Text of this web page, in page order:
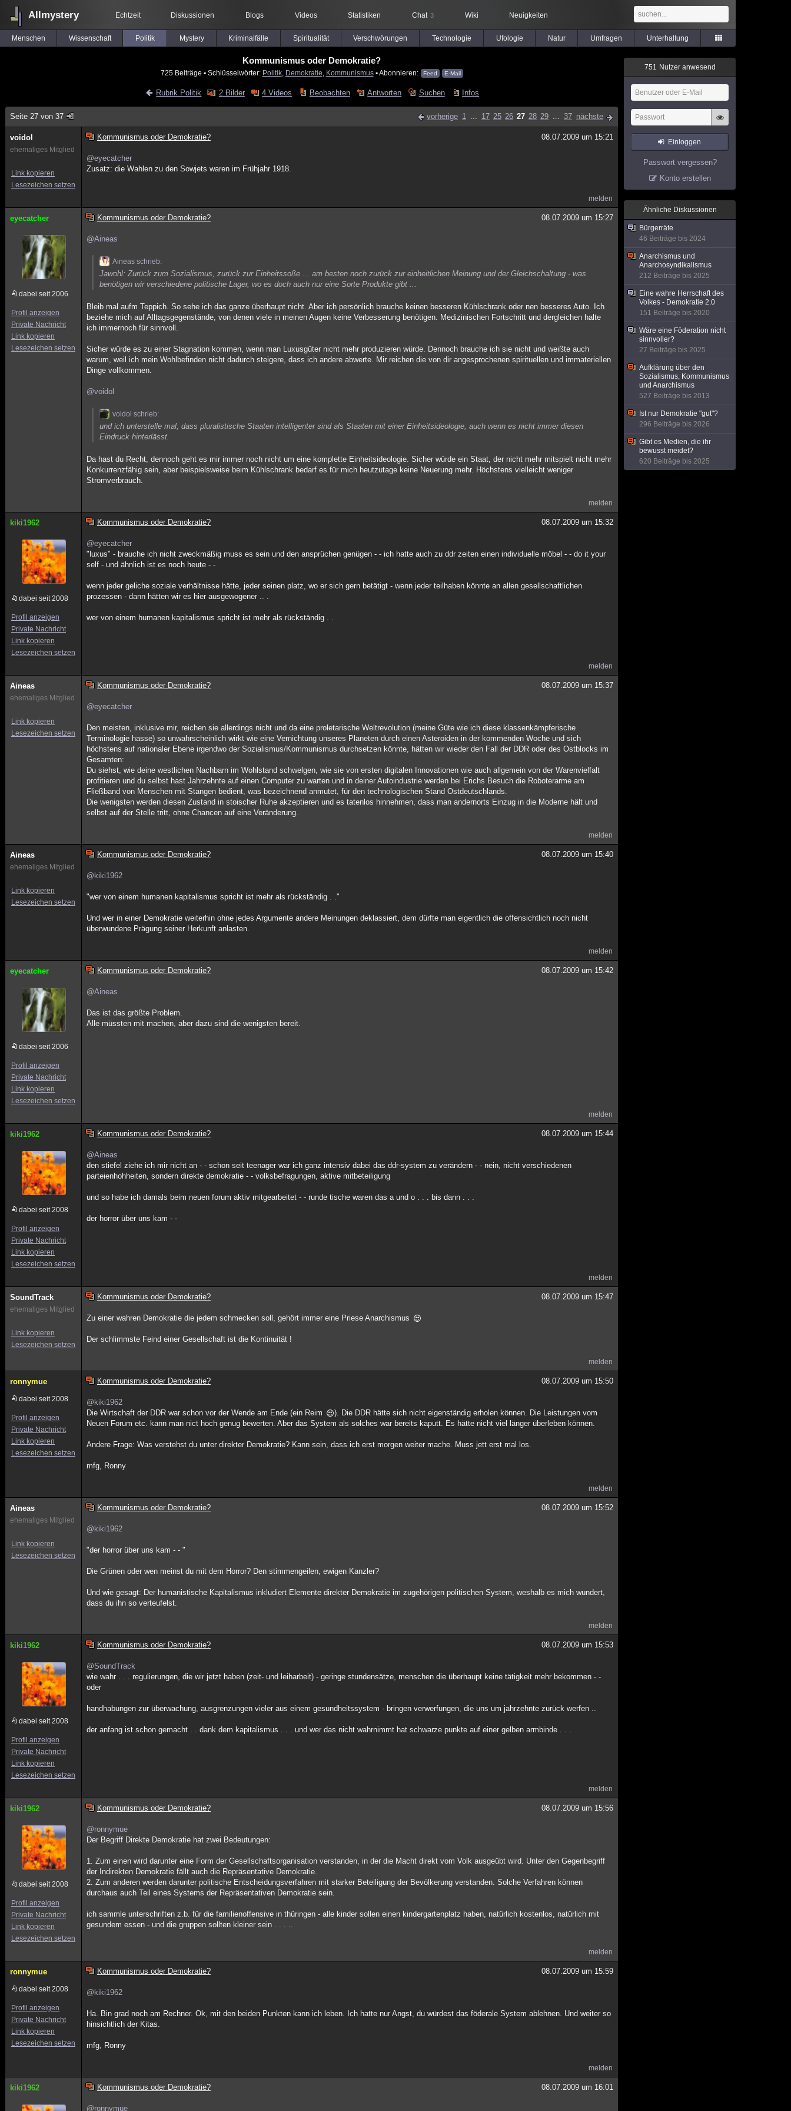
Allmystery Echtzeit Diskussionen Blogs Videos Statistiken Chat 3 Wiki Neuigkeiten
Menschen Wissenschaft Politik Mystery Kriminalfälle Spiritualität Verschwörungen Technologie Ufologie Natur Umfragen Unterhaltung
Kommunismus oder Demokratie?
725 Beiträge ▪ Schlüsselwörter: Politik, Demokratie Kommunismus▪ Abonnieren: Feed E-Mail
Rubrik Politik 2 Bilder 4 Videos Beobachten Antworten Suchen Infos
Seite 27 von 37 vorherige 1 ... 17 25 26 27 28 29 ... 37 nächste
voidol
ehemaliges Mitglied
Link kopieren
Lesezeichen setzen
Kommunismus oder Demokratie? 08.07.2009 um 15:21
@eyecatcher
Zusatz: die Wahlen zu den Sowjets waren im Frühjahr 1918.
melden
eyecatcher
dabei seit 2006
Profil anzeigen
Private Nachricht
Link kopieren
Lesezeichen setzen
Kommunismus oder Demokratie? 08.07.2009 um 15:27
@Aineas
Aineas schrieb:
Jawohl: Zurück zum Sozialismus, zurück zur Einheitssoße ... am besten noch zurück zur einheitlichen Meinung und der Gleichschaltung - was
benötigen wir verschiedene politische Lager, wo es doch auch nur eine Sorte Produkte gibt ...
Bleib mal aufm Teppich. So sehe ich das ganze überhaupt nicht. Aber ich persönlich brauche keinen besseren Kühlschrank oder nen besseres Auto. Ich
beziehe mich auf Alltagsgegenstände, von denen viele in meinen Augen keine Verbesserung benötigen. Medizinischen Fortschritt und dergleichen halte
ich immernoch für sinnvoll.
Sicher würde es zu einer Stagnation kommen, wenn man Luxusgüter nicht mehr produzieren würde. Dennoch brauche ich sie nicht und weißte auch
warum, weil ich mein Wohlbefinden nicht dadurch steigere, dass ich andere abwerte. Mir reichen die von dir angesprochenen spirituellen und immateriellen
Dinge vollkommen.
@voidol
voidol schrieb:
und ich unterstelle mal, dass pluralistische Staaten intelligenter sind als Staaten mit einer Einheitsideologie, auch wenn es nicht immer diesen
Eindruck hinterlässt.
Da hast du Recht, dennoch geht es mir immer noch nicht um eine komplette Einheitsideologie. Sicher würde ein Staat, der nicht mehr mitspielt nicht mehr
Konkurrenzfähig sein, aber beispielsweise beim Kühlschrank bedarf es für mich heutzutage keine Neuerung mehr. Höchstens vielleicht weniger
Stromverbrauch.
melden
kiki1962
dabei seit 2008
Profil anzeigen
Private Nachricht
Link kopieren
Lesezeichen setzen
Kommunismus oder Demokratie? 08.07.2009 um 15:32
@eyecatcher
"luxus" - brauche ich nicht zweckmäßig muss es sein und den ansprüchen genügen - - ich hatte auch zu ddr zeiten einen individuelle möbel - - do it your
self - und ähnlich ist es noch heute - -
wenn jeder geliche soziale verhältnisse hätte, jeder seinen platz, wo er sich gern betätigt - wenn jeder teilhaben könnte an allen gesellschaftlichen
prozessen - dann hätten wir es hier ausgewogener .. .
wer von einem humanen kapitalismus spricht ist mehr als rückständig . .
melden
Aineas
ehemaliges Mitglied
Link kopieren
Lesezeichen setzen
Kommunismus oder Demokratie? 08.07.2009 um 15:37
@eyecatcher
Den meisten, inklusive mir, reichen sie allerdings nicht und da eine proletarische Weltrevolution (meine Güte wie ich diese klassenkämpferische
Terminologie hasse) so unwahrscheinlich wirkt wie eine Vernichtung unseres Planeten durch einen Asteroiden in der kommenden Woche und sich
höchstens auf nationaler Ebene irgendwo der Sozialismus/Kommunismus durchsetzen könnte, hätten wir wieder den Fall der DDR oder des Ostblocks im
Gesamten:
Du siehst, wie deine westlichen Nachbarn im Wohlstand schwelgen, wie sie von ersten digitalen Innovationen wie auch allgemein von der Warenvielfalt
profitieren und du selbst hast Jahrzehnte auf einen Computer zu warten und in deiner Autoindustrie werden bei Erichs Besuch die Roboterarme am
Fließband von Menschen mit Stangen bedient, was bezeichnend anmutet, für den technologischen Stand Ostdeutschlands.
Die wenigsten werden diesen Zustand in stoischer Ruhe akzeptieren und es tatenlos hinnehmen, dass man andernorts Einzug in die Moderne hält und
selbst auf der Stelle tritt, ohne Chancen auf eine Veränderung.
melden
Aineas
ehemaliges Mitglied
Link kopieren
Lesezeichen setzen
Kommunismus oder Demokratie? 08.07.2009 um 15:40
@kiki1962
"wer von einem humanen kapitalismus spricht ist mehr als rückständig . ."
Und wer in einer Demokratie weiterhin ohne jedes Argumente andere Meinungen deklassiert, dem dürfte man eigentlich die offensichtlich noch nicht
überwundene Prägung seiner Herkunft anlasten.
melden
eyecatcher
dabei seit 2006
Profil anzeigen
Private Nachricht
Link kopieren
Lesezeichen setzen
Kommunismus oder Demokratie? 08.07.2009 um 15:42
@Aineas
Das ist das größte Problem.
Alle müssten mit machen, aber dazu sind die wenigsten bereit.
melden
kiki1962
dabei seit 2008
Profil anzeigen
Private Nachricht
Link kopieren
Lesezeichen setzen
Kommunismus oder Demokratie? 08.07.2009 um 15:44
@Aineas
den stiefel ziehe ich mir nicht an - - schon seit teenager war ich ganz intensiv dabei das ddr-system zu verändern - - nein, nicht verschiedenen
parteienhohheiten, sondern direkte demokratie - - volksbefragungen, aktive mitbeteiligung
und so habe ich damals beim neuen forum aktiv mitgearbeitet - - runde tische waren das a und o . . . bis dann . . .
der horror über uns kam - -
melden
SoundTrack
ehemaliges Mitglied
Link kopieren
Lesezeichen setzen
Kommunismus oder Demokratie? 08.07.2009 um 15:47
Zu einer wahren Demokratie die jedem schmecken soll, gehört immer eine Priese Anarchismus
Der schlimmste Feind einer Gesellschaft ist die Kontinuität !
melden
ronnymue
dabei seit 2008
Profil anzeigen
Private Nachricht
Link kopieren
Lesezeichen setzen
Kommunismus oder Demokratie? 08.07.2009 um 15:50
@kiki1962
Die Wirtschaft der DDR war schon vor der Wende am Ende (ein Reim
). Die DDR hätte sich nicht eigenständig erholen können. Die Leistungen vom
Neuen Forum etc. kann man nict hoch genug bewerten. Aber das System als solches war bereits kaputt. Es hätte nicht viel länger überleben können.
Andere Frage: Was verstehst du unter direkter Demokratie? Kann sein, dass ich erst morgen weiter mache. Muss jett erst mal los.
mfg, Ronny
melden
Aineas
ehemaliges Mitglied
Link kopieren
Lesezeichen setzen
Kommunismus oder Demokratie? 08.07.2009 um 15:52
@kiki1962
"der horror über uns kam - - "
Die Grünen oder wen meinst du mit dem Horror? Den stimmengeilen, ewigen Kanzler?
Und wie gesagt: Der humanistische Kapitalismus inkludiert Elemente direkter Demokratie im zugehörigen politischen System, weshalb es mich wundert,
dass du ihn so verteufelst.
melden
kiki1962
dabei seit 2008
Profil anzeigen
Private Nachricht
Link kopieren
Lesezeichen setzen
Kommunismus oder Demokratie? 08.07.2009 um 15:53
@SoundTrack
wie wahr . . . regulierungen, die wir jetzt haben (zeit- und leiharbeit) - geringe stundensätze, menschen die überhaupt keine tätigkeit mehr bekommen - -
oder
handhabungen zur überwachung, ausgrenzungen vieler aus einem gesundheitssystem - bringen verwerfungen, die uns um jahrzehnte zurück werfen ..
der anfang ist schon gemacht . . dank dem kapitalismus . . . und wer das nicht wahrnimmt hat schwarze punkte auf einer gelben armbinde . . .
melden
kiki1962
dabei seit 2008
Profil anzeigen
Private Nachricht
Link kopieren
Lesezeichen setzen
Kommunismus oder Demokratie? 08.07.2009 um 15:56
@ronnymue
Der Begriff Direkte Demokratie hat zwei Bedeutungen:
1. Zum einen wird darunter eine Form der Gesellschaftsorganisation verstanden, in der die Macht direkt vom Volk ausgeübt wird. Unter den Gegenbegriff
der Indirekten Demokratie fällt auch die Repräsentative Demokratie.
2. Zum anderen werden darunter politische Entscheidungsverfahren mit starker Beteiligung der Bevölkerung verstanden. Solche Verfahren können
durchaus auch Teil eines Systems der Repräsentativen Demokratie sein.
ich sammle unterschriften z.b. für die familienoffensive in thüringen - alle kinder sollen einen kindergartenplatz haben, natürlich kostenlos, natürlich mit
gesundem essen - und die gruppen sollten kleiner sein . . . ..
melden
ronnymue
dabei seit 2008
Profil anzeigen
Private Nachricht
Link kopieren
Lesezeichen setzen
Kommunismus oder Demokratie? 08.07.2009 um 15:59
@kiki1962
Ha. Bin grad noch am Rechner. Ok, mit den beiden Punkten kann ich leben. Ich hatte nur Angst, du würdest das föderale System ablehnen. Und weiter so
hinsichtlich der Kitas.
mfg, Ronny
melden
kiki1962 Kommunismus oder Demokratie? 08.07.2009 um 16:01
@ronnymue
751 Nutzer anwesend
Einloggen
Passwort vergessen?
Konto erstellen
Ähnliche Diskussionen
Bürgerräte
46 Beiträge bis 2024
Anarchismus und
Anarchosyndikalismus
212 Beiträge bis 2025
Eine wahre Herrschaft des
Volkes - Demokratie 2.0
151 Beiträge bis 2020
Wäre eine Föderation nicht
sinnvoller?
27 Beiträge bis 2025
Aufklärung über den
Sozialismus, Kommunismus
und Anarchismus
527 Beiträge bis 2013
Ist nur Demokratie "gut"?
296 Beiträge bis 2026
Gibt es Medien, die ihr
bewusst meidet?
620 Beiträge bis 2025